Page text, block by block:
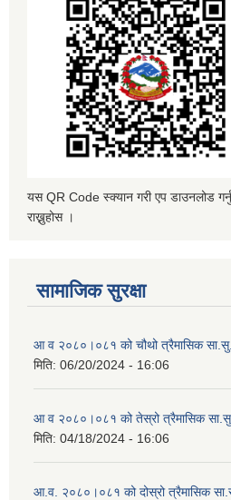
यस QR Code स्क्यान गरी एप डाउनलोड
राख्नुहोस ।
सामाजिक सुरक्षा
आ व २०८०।०८१ को चौथो त्रैमासिक सा.सु.
मिति: 06/20/2024 - 16:06
आ व २०८०।०८१ को तेस्रो त्रैमासिक सा.सु.
मिति: 04/18/2024 - 16:06
आ.व. २०८०।०८१ को दोस्रो त्रैमासिक